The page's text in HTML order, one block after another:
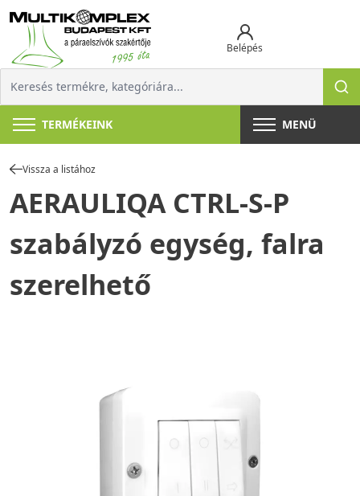
Belépés
TERMÉKEINK MENÜ
Vissza a listához
AERAULIQA CTRL-S-P
szabályzó egység, falra
szerelhető